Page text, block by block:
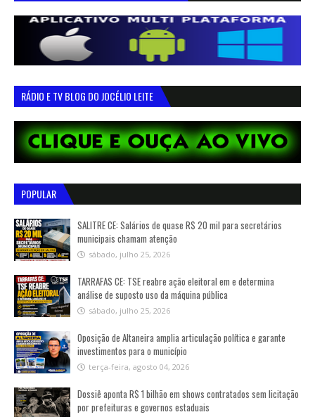
RÁDIO E TV BLOG DO JOCÉLIO LEITE
POPULAR
SALITRE CE: Salários de quase R$ 20 mil para secretários
municipais chamam atenção
sábado, julho 25, 2026
TARRAFAS CE: TSE reabre ação eleitoral em e determina
análise de suposto uso da máquina pública
sábado, julho 25, 2026
Oposição de Altaneira amplia articulação política e garante
investimentos para o município
terça-feira, agosto 04, 2026
Dossiê aponta R$ 1 bilhão em shows contratados sem licitação
por prefeituras e governos estaduais